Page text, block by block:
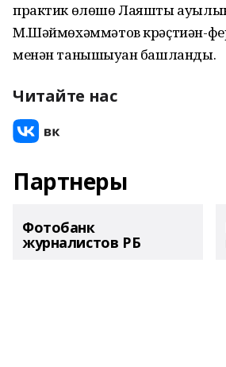
практик өлөшө Лаяшты
М.Шәймөхәммәтов крәҫтиән-
менән танышыуҙан башланды.
Читайте нас
Партнеры
Фотобанк
журналистов РБ